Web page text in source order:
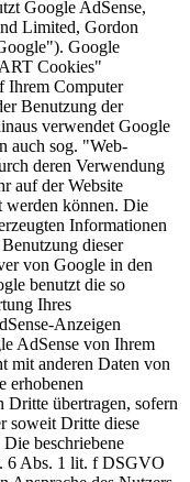
Google AdSense,
Limited, Gordon
Google
Cookies"
Ihrem Computer
Benutzung der
verwendet Google
auch sog. "Web-
deren Verwendung
auf der Website
werden können. Die
Informationen
dieser
von Google in den
benutzt die so
Ihres
Anzeigen
AdSense von Ihrem
mit anderen Daten von
erhobenen
Dritte übertragen, sofern
soweit Dritte diese
beschriebene
6 Abs. 1 lit. f DSGVO